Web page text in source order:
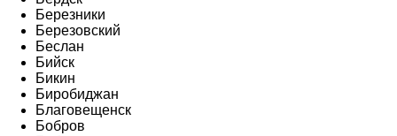
Березники
Березовский
Беслан
Бийск
Бикин
Биробиджан
Благовещенск
Бобров